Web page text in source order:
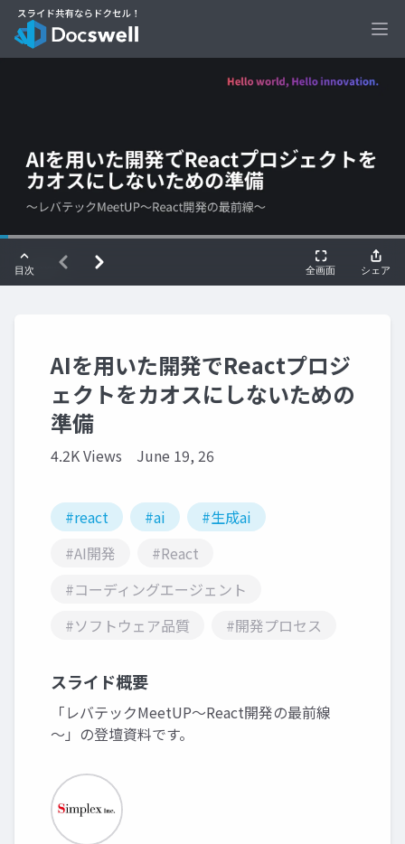
AIを用いた開発でReactプロジ
ェクトをカオスにしないための
準備
4.2K Views June 19, 26
#react #ai
#生成ai
#AI開発
#React
#コーディングエージェント
#ソフトウェア品質
#開発プロセス
スライド概要
「レバテックMeetUP～React開発の最前線
～」の登壇資料です。